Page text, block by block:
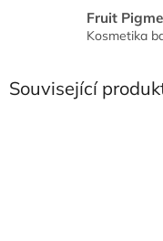
Fruit
Kosmetika
Související